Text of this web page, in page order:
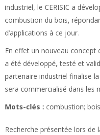
industriel, le CERISIC a
combustion du bois,
d’applications à ce jour.
En effet un nouveau
a été développé, testé et
partenaire industriel finalise
sera commercialisé dans les
Mots-clés : combustion;
Recherche présentée lors de